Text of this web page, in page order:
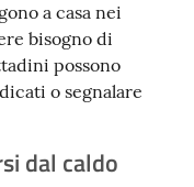
a casa nei
bisogno di
possono
o segnalare
dal caldo